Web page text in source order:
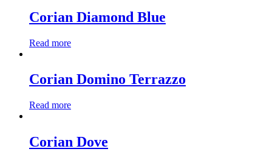
Corian Diamond Blue
Read more
Corian Domino Terrazzo
Read more
Corian Dove